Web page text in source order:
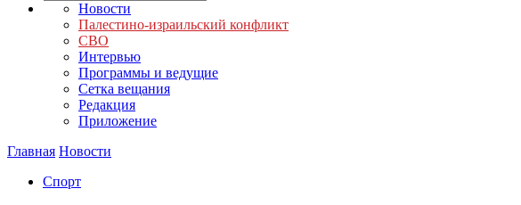
Новости
Палестино-израильский конфликт
СВО
Интервью
Программы и ведущие
Сетка вещания
Редакция
Приложение
Главная Новости
Спорт